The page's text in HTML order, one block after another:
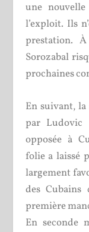
une
l’exploit. Ils
prestation.
Sorozabal
prochaines
En suivant, la
par Ludovic
opposée à
folie a laissé
largement
des
première
En seconde